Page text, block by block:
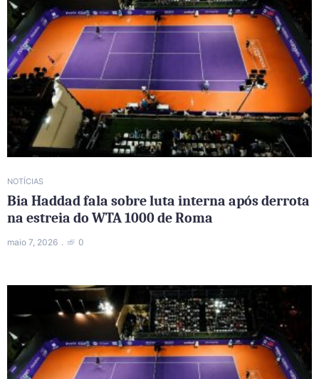
NOTÍCIAS
Bia Haddad fala sobre luta interna após derrota
na estreia do WTA 1000 de Roma
maio 7, 2026 0